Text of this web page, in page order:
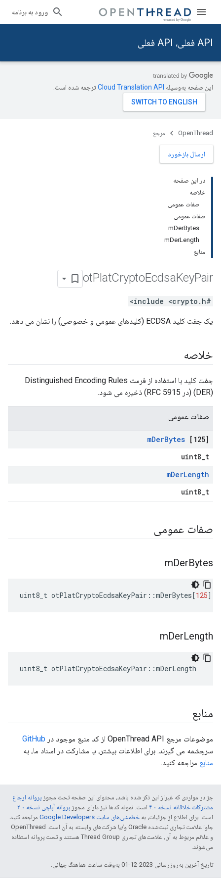
ورود به برنامه
API فعلی، API فعلی
این صفحه به‌وسیله ترجمه شده است.
OpenThread مرجع
ارسال بازخورد
در این صفحه
خلاصه
صفات عمومی
صفات عمومی
mDerBytes
mDerLength
منابع
otPlatCryptoEcdsaKeyPair
#include <crypto.h>
یک جفت کلید ECDSA (کلیدهای عمومی و خصوصی) را نشان می دهد.
خلاصه
جفت کلید با استفاده از فرمت Distinguished Encoding Rules
(DER) (در RFC 5915) ذخیره می شود.
صفات عمومی
mDerBytes [125]
uint8_t
mDerLength
uint8_t
صفات عمومی
mDerBytes
uint8_t otPlatCryptoEcdsaKeyPair ::mDerBytes[125]
mDerLength
uint8_t otPlatCryptoEcdsaKeyPair ::mDerLength
منابع
موضوعات مرجع OpenThread API از کد منبع موجود در
GitHub
سرچشمه می گیرند. برای اطلاعات بیشتر، یا مشارکت در اسناد ما، به
منابع مراجعه کنید.
جز در مواردی که غیراز این ذکر شده باشد، محتوای این صفحه تحت مجوز پروانه ارجاع
مشترکات خلاقانه نسخه ۴.۰
است. نمونه کدها نیز دارای مجوز پروانه آپاچی نسخه ۲.۰
است. برای اطلاع از جزئیات، به خطمشی‌های سایت Google Developers‏
مراجعه کنید.
جاوا علامت تجاری ثبت‌شده Oracle و/یا شرکت‌های وابسته به آن است. ‫OpenThread
و علائم مربوط به آن، علامت‌های تجاری Thread Group هستند و تحت پروانه استفاده
می‌شوند.
تاریخ آخرین به‌روزرسانی 2023-12-01 به‌وقت ساعت هماهنگ جهانی.